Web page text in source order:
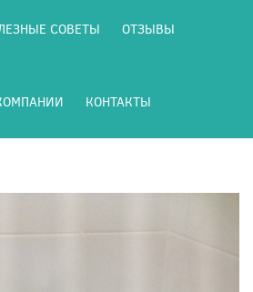
СОВЕТЫ ОТЗЫВЫ
КОНТАКТЫ